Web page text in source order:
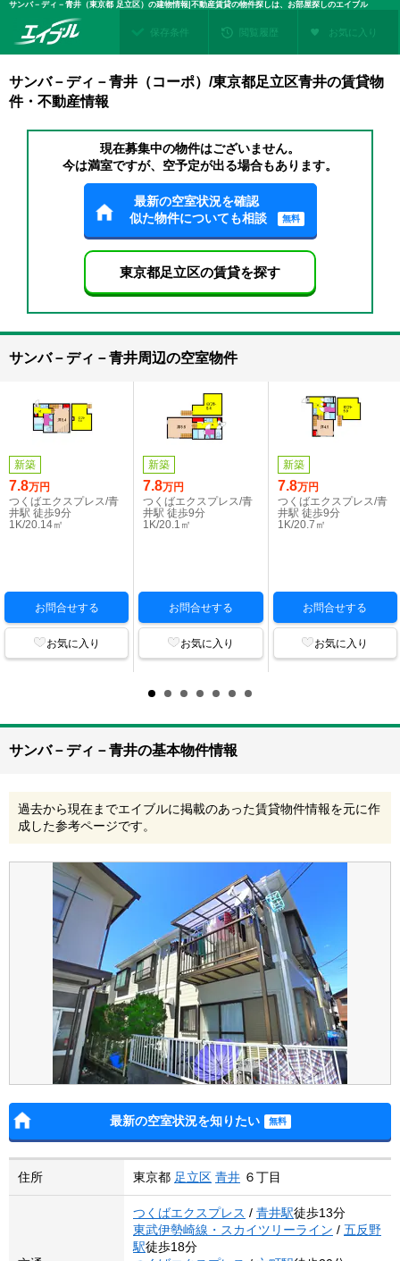
サンバ－ディ－青井（東京都 足立区）の建物情報|不動産賃貸の物件探しは、お部屋探しのエイブル
保存条件 閲覧履歴 お気に入り
サンバ－ディ－青井（コーポ）/東京都足立区青井の賃貸物
件・不動産情報
現在募集中の物件はございません。
今は満室ですが、空予定が出る場合もあります。
最新の空室状況を確認
似た物件についても相談
無料
東京都足立区の賃貸を探す
サンバ－ディ－青井周辺の空室物件
新築
7.8万円
つくばエクスプレス/青
井駅 徒歩9分
1K/20.14㎡
お問合せする
お気に入り
新築
7.8万円
つくばエクスプレス/青
井駅 徒歩9分
1K/20.1㎡
お問合せする
お気に入り
新築
7.8万円
つくばエクスプレス/青
井駅 徒歩9分
1K/20.7㎡
お問合せする
お気に入り
サンバ－ディ－青井の基本物件情報
過去から現在までエイブルに掲載のあった賃貸物件情報を元に作
成した参考ページです。
最新の空室状況を知りたい
住所 東京都 足立区 青井 ６丁目
つくばエクスプレス / 青井駅徒歩13分
東武伊勢崎線・スカイツリーライン / 五反野
駅徒歩18分